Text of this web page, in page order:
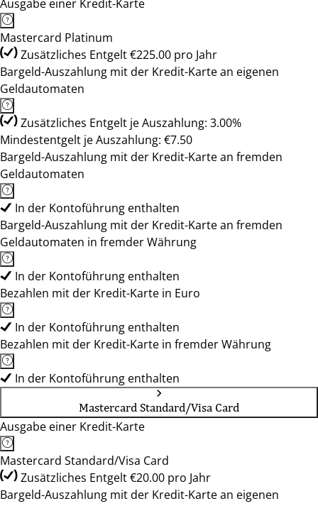
Ausgabe einer Kredit-Karte
Mastercard Platinum
Zusätzliches Entgelt €225.00 pro Jahr
Bargeld-Auszahlung mit der Kredit-Karte an eigenen
Geldautomaten
Zusätzliches Entgelt je Auszahlung: 3.00%
Mindestentgelt je Auszahlung: €7.50
Bargeld-Auszahlung mit der Kredit-Karte an fremden
Geldautomaten
In der Kontoführung enthalten
Bargeld-Auszahlung mit der Kredit-Karte an fremden
Geldautomaten in fremder Währung
In der Kontoführung enthalten
Bezahlen mit der Kredit-Karte in Euro
In der Kontoführung enthalten
Bezahlen mit der Kredit-Karte in fremder Währung
In der Kontoführung enthalten
Mastercard Standard/Visa Card
Ausgabe einer Kredit-Karte
Mastercard Standard/Visa Card
Zusätzliches Entgelt €20.00 pro Jahr
Bargeld-Auszahlung mit der Kredit-Karte an eigenen